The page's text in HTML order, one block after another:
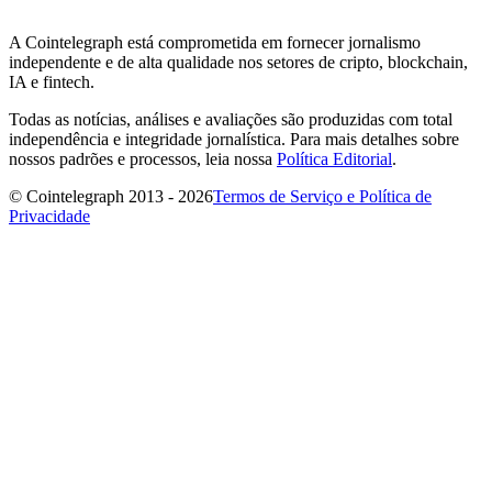
A Cointelegraph está comprometida em fornecer jornalismo
independente e de alta qualidade nos setores de cripto, blockchain,
IA e fintech.
Todas as notícias, análises e avaliações são produzidas com total
independência e integridade jornalística. Para mais detalhes sobre
nossos padrões e processos, leia nossa Política Editorial.
© Cointelegraph 2013 - 2026Termos de Serviço e Política de
Privacidade